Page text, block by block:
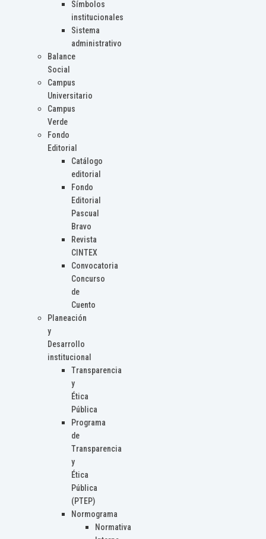
Símbolos
institucionales
Sistema
administrativo
Balance
Social
Campus
Universitario
Campus
Verde
Fondo
Editorial
Catálogo
editorial
Fondo
Editorial
Pascual
Bravo
Revista
CINTEX
Convocatoria
Concurso
de
Cuento
Planeación
y
Desarrollo
institucional
Transparencia
y
Ética
Pública
Programa
de
Transparencia
y
Ética
Pública
(PTEP)
Normograma
Normativa